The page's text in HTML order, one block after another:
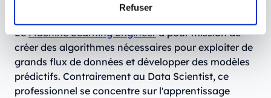
Refuser
LeMachine Learning Engineera pour mission de
créer des algorithmes nécessaires pour exploiter de
grands flux de données et développer des modèles
prédictifs. Contrairement au Data Scientist, ce
professionnel se concentre sur l'apprentissage